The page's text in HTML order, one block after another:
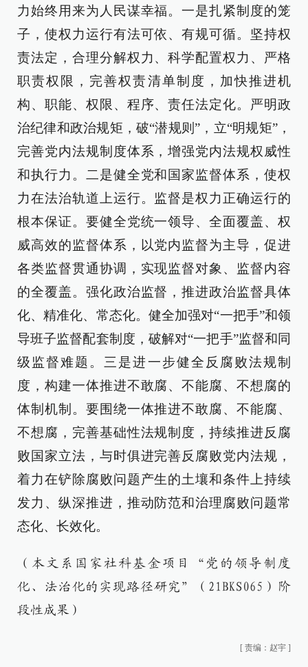
力始终用来为人民谋幸福。一是扎紧制度的笼
子，使权力运行有法可依、有规可循。坚持权
责法定，合理分解权力、科学配置权力、严格
职责权限，完善权责清单制度，加快推进机
构、职能、权限、程序、责任法定化。严明政
治纪律和政治规矩，破“潜规则”，立“明规矩”，
完善党内法规制度体系，增强党内法规权威性
和执行力。二是健全党和国家监督体系，使权
力在法治轨道上运行。监督是权力正确运行的
根本保证。要健全党统一领导、全面覆盖、权
威高效的监督体系，以党内监督为主导，促进
各类监督贯通协调，实现监督对象、监督内容
的全覆盖。强化政治监督，推进政治监督具体
化、精准化、常态化。健全加强对“一把手”和领
导班子监督配套制度，破解对“一把手”监督和同
级监督难题。三是进一步健全反腐败法规制
度，构建一体推进不敢腐、不能腐、不想腐的
体制机制。要围绕一体推进不敢腐、不能腐、
不想腐，完善基础性法规制度，持续推进反腐
败国家立法，与时俱进完善反腐败党内法规，
着力在铲除腐败问题产生的土壤和条件上持续
发力、纵深推进，推动防范和治理腐败问题常
态化、长效化。
（本文系国家社科基金项目“党的领导制度
化、法治化的实现路径研究”（21BKS065）阶
段性成果）
[ 责编：赵宇 ]